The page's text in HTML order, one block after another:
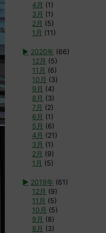
4月 (1)
3月 (1)
2月 (5)
1月 (11)
► 2020年 (66)
12月 (5)
11月 (6)
10月 (3)
9月 (4)
8月 (3)
7月 (2)
6月 (1)
5月 (6)
4月 (21)
3月 (1)
2月 (9)
1月 (5)
► 2019年 (61)
12月 (9)
11月 (5)
10月 (5)
9月 (8)
8月 (3)